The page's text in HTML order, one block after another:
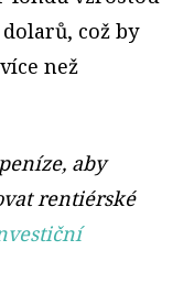
což by
než
aby
rentiérské